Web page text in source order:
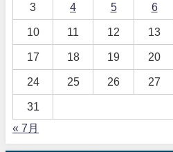
3 4 5 6
10 11 12 13
17 18 19 20
24 25 26 27
31
« 7月